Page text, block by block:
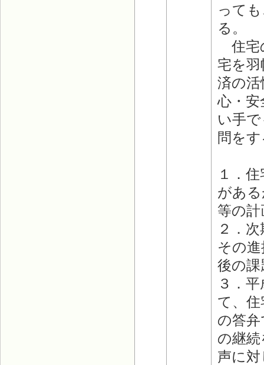
って
る。
住宅
宅を
済の
心・
い手
問を
１．
があ
等の
２．
その
後の
３．
て、
の答
の継
声に